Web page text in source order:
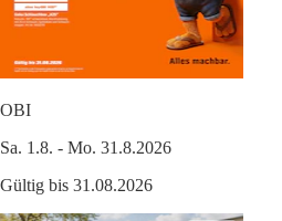
OBI
Sa. 1.8. - Mo. 31.8.2026
Gültig bis 31.08.2026